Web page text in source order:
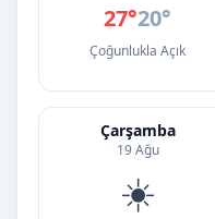
27°20°
Çoğunlukla Açık
Çarşamba
19 Ağu
☀️